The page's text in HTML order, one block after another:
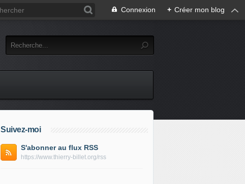
Connexion + Créer mon blog
Suivez-moi
S'abonner au flux RSS
https://www.thierry-billet.org/rss